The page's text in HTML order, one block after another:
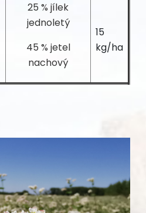
25 % jílek
jednoletý
45 % jetel
nachový
15
kg/ha